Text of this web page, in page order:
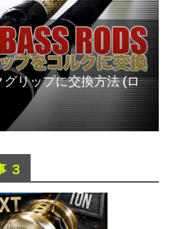
リップに交換方法 (ロ
３